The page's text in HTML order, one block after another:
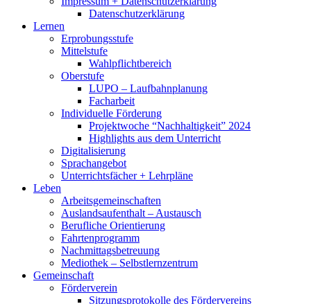
Datenschutzerklärung
Lernen
Erprobungsstufe
Mittelstufe
Wahlpflichtbereich
Oberstufe
LUPO – Laufbahnplanung
Facharbeit
Individuelle Förderung
Projektwoche “Nachhaltigkeit” 2024
Highlights aus dem Unterricht
Digitalisierung
Sprachangebot
Unterrichtsfächer + Lehrpläne
Leben
Arbeitsgemeinschaften
Auslandsaufenthalt – Austausch
Berufliche Orientierung
Fahrtenprogramm
Nachmittagsbetreuung
Mediothek – Selbstlernzentrum
Gemeinschaft
Förderverein
Sitzungsprotokolle des Fördervereins